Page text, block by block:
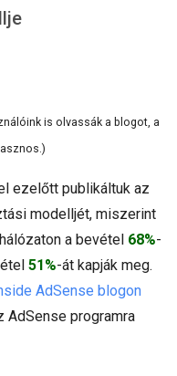
is olvassák a blogot, a
ezelőtt publikáltuk az
modelljét, miszerint
a bevétel 68%-
51%-át kapják meg.
AdSense blogon
AdSense programra